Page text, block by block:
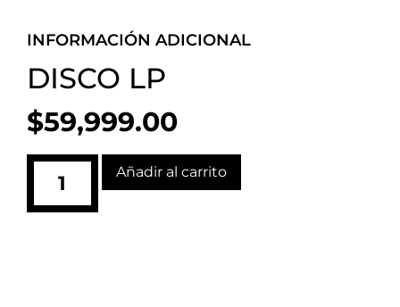
INFORMACIÓN ADICIONAL
DISCO LP
$59,999.00
Añadir al carrito